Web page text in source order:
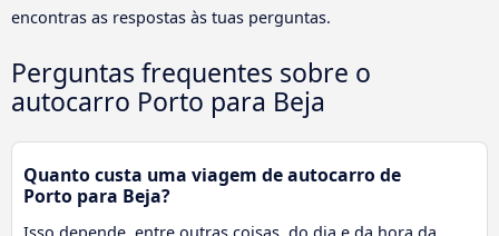
encontras as respostas às tuas perguntas.
Perguntas frequentes sobre o
autocarro Porto para Beja
Quanto custa uma viagem de autocarro de
Porto para Beja?